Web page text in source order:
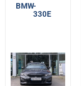
BMW-
330E